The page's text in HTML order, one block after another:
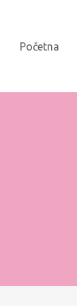
Početna